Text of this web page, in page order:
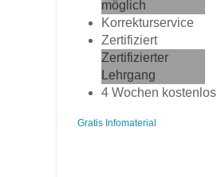
möglich
Korrekturservice
Zertifiziert
Zertifizierter
Lehrgang
4 Wochen kostenlos
Gratis Infomaterial